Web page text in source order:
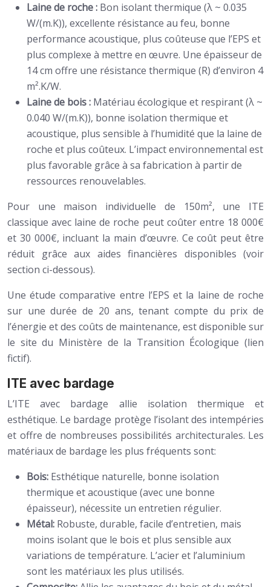
Laine de roche : Bon isolant thermique (λ ~ 0.035
W/(m.K)), excellente résistance au feu, bonne
performance acoustique, plus coûteuse que l’EPS et
plus complexe à mettre en œuvre. Une épaisseur de
14 cm offre une résistance thermique (R) d’environ 4
m².K/W.
Laine de bois : Matériau écologique et respirant (λ ~
0.040 W/(m.K)), bonne isolation thermique et
acoustique, plus sensible à l’humidité que la laine de
roche et plus coûteux. L’impact environnemental est
plus favorable grâce à sa fabrication à partir de
ressources renouvelables.
Pour une maison individuelle de 150m², une ITE
classique avec laine de roche peut coûter entre 18 000€
et 30 000€, incluant la main d’œuvre. Ce coût peut être
réduit grâce aux aides financières disponibles (voir
section ci-dessous).
Une étude comparative entre l’EPS et la laine de roche
sur une durée de 20 ans, tenant compte du prix de
l’énergie et des coûts de maintenance, est disponible sur
le site du Ministère de la Transition Écologique (lien
fictif).
ITE avec bardage
L’ITE avec bardage allie isolation thermique et
esthétique. Le bardage protège l’isolant des intempéries
et offre de nombreuses possibilités architecturales. Les
matériaux de bardage les plus fréquents sont:
Bois: Esthétique naturelle, bonne isolation
thermique et acoustique (avec une bonne
épaisseur), nécessite un entretien régulier.
Métal: Robuste, durable, facile d’entretien, mais
moins isolant que le bois et plus sensible aux
variations de température. L’acier et l’aluminium
sont les matériaux les plus utilisés.